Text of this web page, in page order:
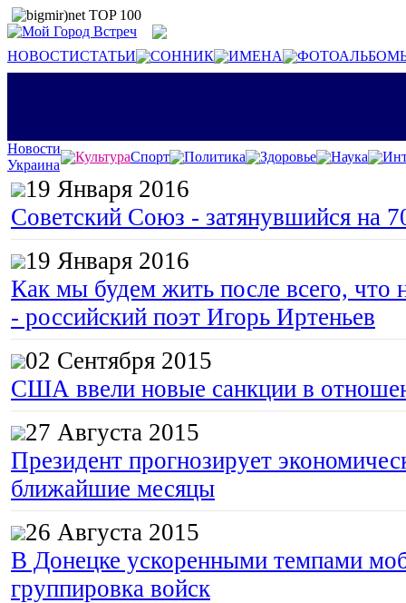
НОВОСТИСТАТЬИ СОННИК ИМЕНА
Новости
Украина
КультураСпорт Политика Здоровье Наука
19 Января 2016
Советский Союз - затянувшийся на
19 Января 2016
Как мы будем жить после всего, что
- российский поэт Игорь Иртеньев
02 Сентября 2015
США ввели новые санкции в
27 Августа 2015
Президент прогнозирует
ближайшие месяцы
26 Августа 2015
В Донецке ускоренными темпами
группировка войск